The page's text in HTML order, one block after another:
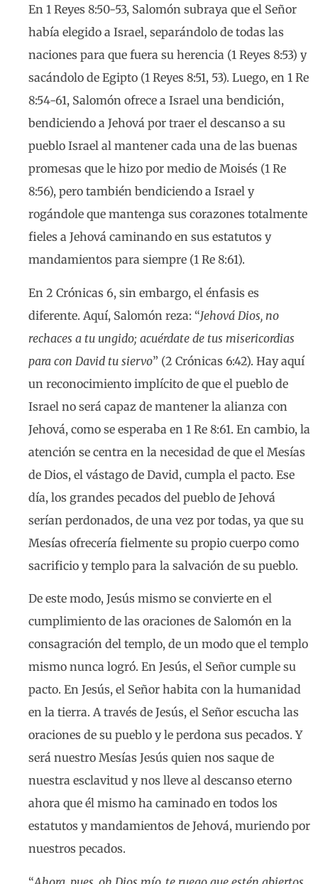
En 1 Reyes 8:50-53, Salomón subraya que el Señor
había elegido a Israel, separándolo de todas las
naciones para que fuera su herencia (1 Reyes 8:53) y
sacándolo de Egipto (1 Reyes 8:51, 53). Luego, en 1 Re
8:54-61, Salomón ofrece a Israel una bendición,
bendiciendo a Jehová por traer el descanso a su
pueblo Israel al mantener cada una de las buenas
promesas que le hizo por medio de Moisés (1 Re
8:56), pero también bendiciendo a Israel y
rogándole que mantenga sus corazones totalmente
fieles a Jehová caminando en sus estatutos y
mandamientos para siempre (1 Re 8:61).
En 2 Crónicas 6, sin embargo, el énfasis es
diferente. Aquí, Salomón reza: “Jehová Dios, no
rechaces a tu ungido; acuérdate de tus misericordias
para con David tu siervo” (2 Crónicas 6:42). Hay aquí
un reconocimiento implícito de que el pueblo de
Israel no será capaz de mantener la alianza con
Jehová, como se esperaba en 1 Re 8:61. En cambio, la
atención se centra en la necesidad de que el Mesías
de Dios, el vástago de David, cumpla el pacto. Ese
día, los grandes pecados del pueblo de Jehová
serían perdonados, de una vez por todas, ya que su
Mesías ofrecería fielmente su propio cuerpo como
sacrificio y templo para la salvación de su pueblo.
De este modo, Jesús mismo se convierte en el
cumplimiento de las oraciones de Salomón en la
consagración del templo, de un modo que el templo
mismo nunca logró. En Jesús, el Señor cumple su
pacto. En Jesús, el Señor habita con la humanidad
en la tierra. A través de Jesús, el Señor escucha las
oraciones de su pueblo y le perdona sus pecados. Y
será nuestro Mesías Jesús quien nos saque de
nuestra esclavitud y nos lleve al descanso eterno
ahora que él mismo ha caminado en todos los
estatutos y mandamientos de Jehová, muriendo por
nuestros pecados.